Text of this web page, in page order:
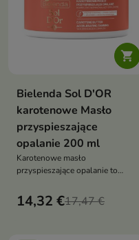

Bielenda Sol D'OR
karotenowe Masło
przyspieszające
opalanie 200 ml
Karotenowe masło
przyspieszające opalanie to
pielęgnacja, która wspiera
uzyskanie naturalnej, złocistej
14,32 €17,47 €